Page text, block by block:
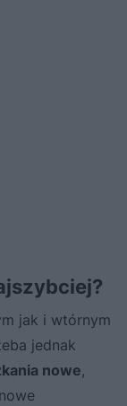
jak i wtórnym
jednak
nowe,